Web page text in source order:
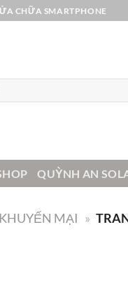
CHỮA SMARTPHONE
QUỲNH AN
KHUYẾN MẠI »